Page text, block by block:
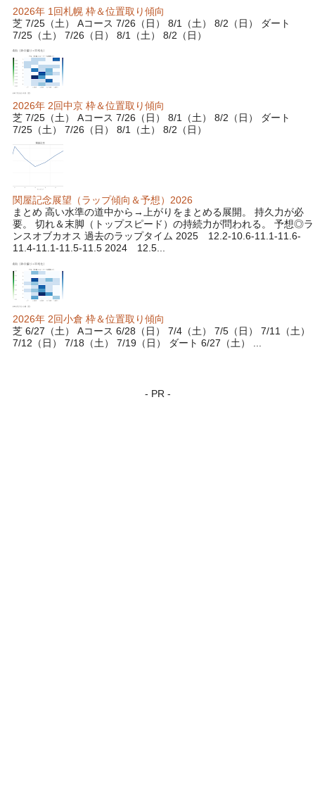
2026年 1回札幌 枠＆位置取り傾向
芝 7/25（土） Aコース 7/26（日） 8/1（土） 8/2（日） ダート
7/25（土） 7/26（日） 8/1（土） 8/2（日）
2026年 2回中京 枠＆位置取り傾向
芝 7/25（土） Aコース 7/26（日） 8/1（土） 8/2（日） ダート
7/25（土） 7/26（日） 8/1（土） 8/2（日）
関屋記念展望（ラップ傾向＆予想）2026
まとめ 高い水準の道中から→上がりをまとめる展開。 持久力が必
要。 切れ＆末脚（トップスピード）の持続力が問われる。 予想◎ラ
ンスオブカオス 過去のラップタイム 2025 12.2-10.6-11.1-11.6-
11.4-11.1-11.5-11.5 2024 12.5...
2026年 2回小倉 枠＆位置取り傾向
芝 6/27（土） Aコース 6/28（日） 7/4（土） 7/5（日） 7/11（土）
7/12（日） 7/18（土） 7/19（日） ダート 6/27（土） ...
- PR -